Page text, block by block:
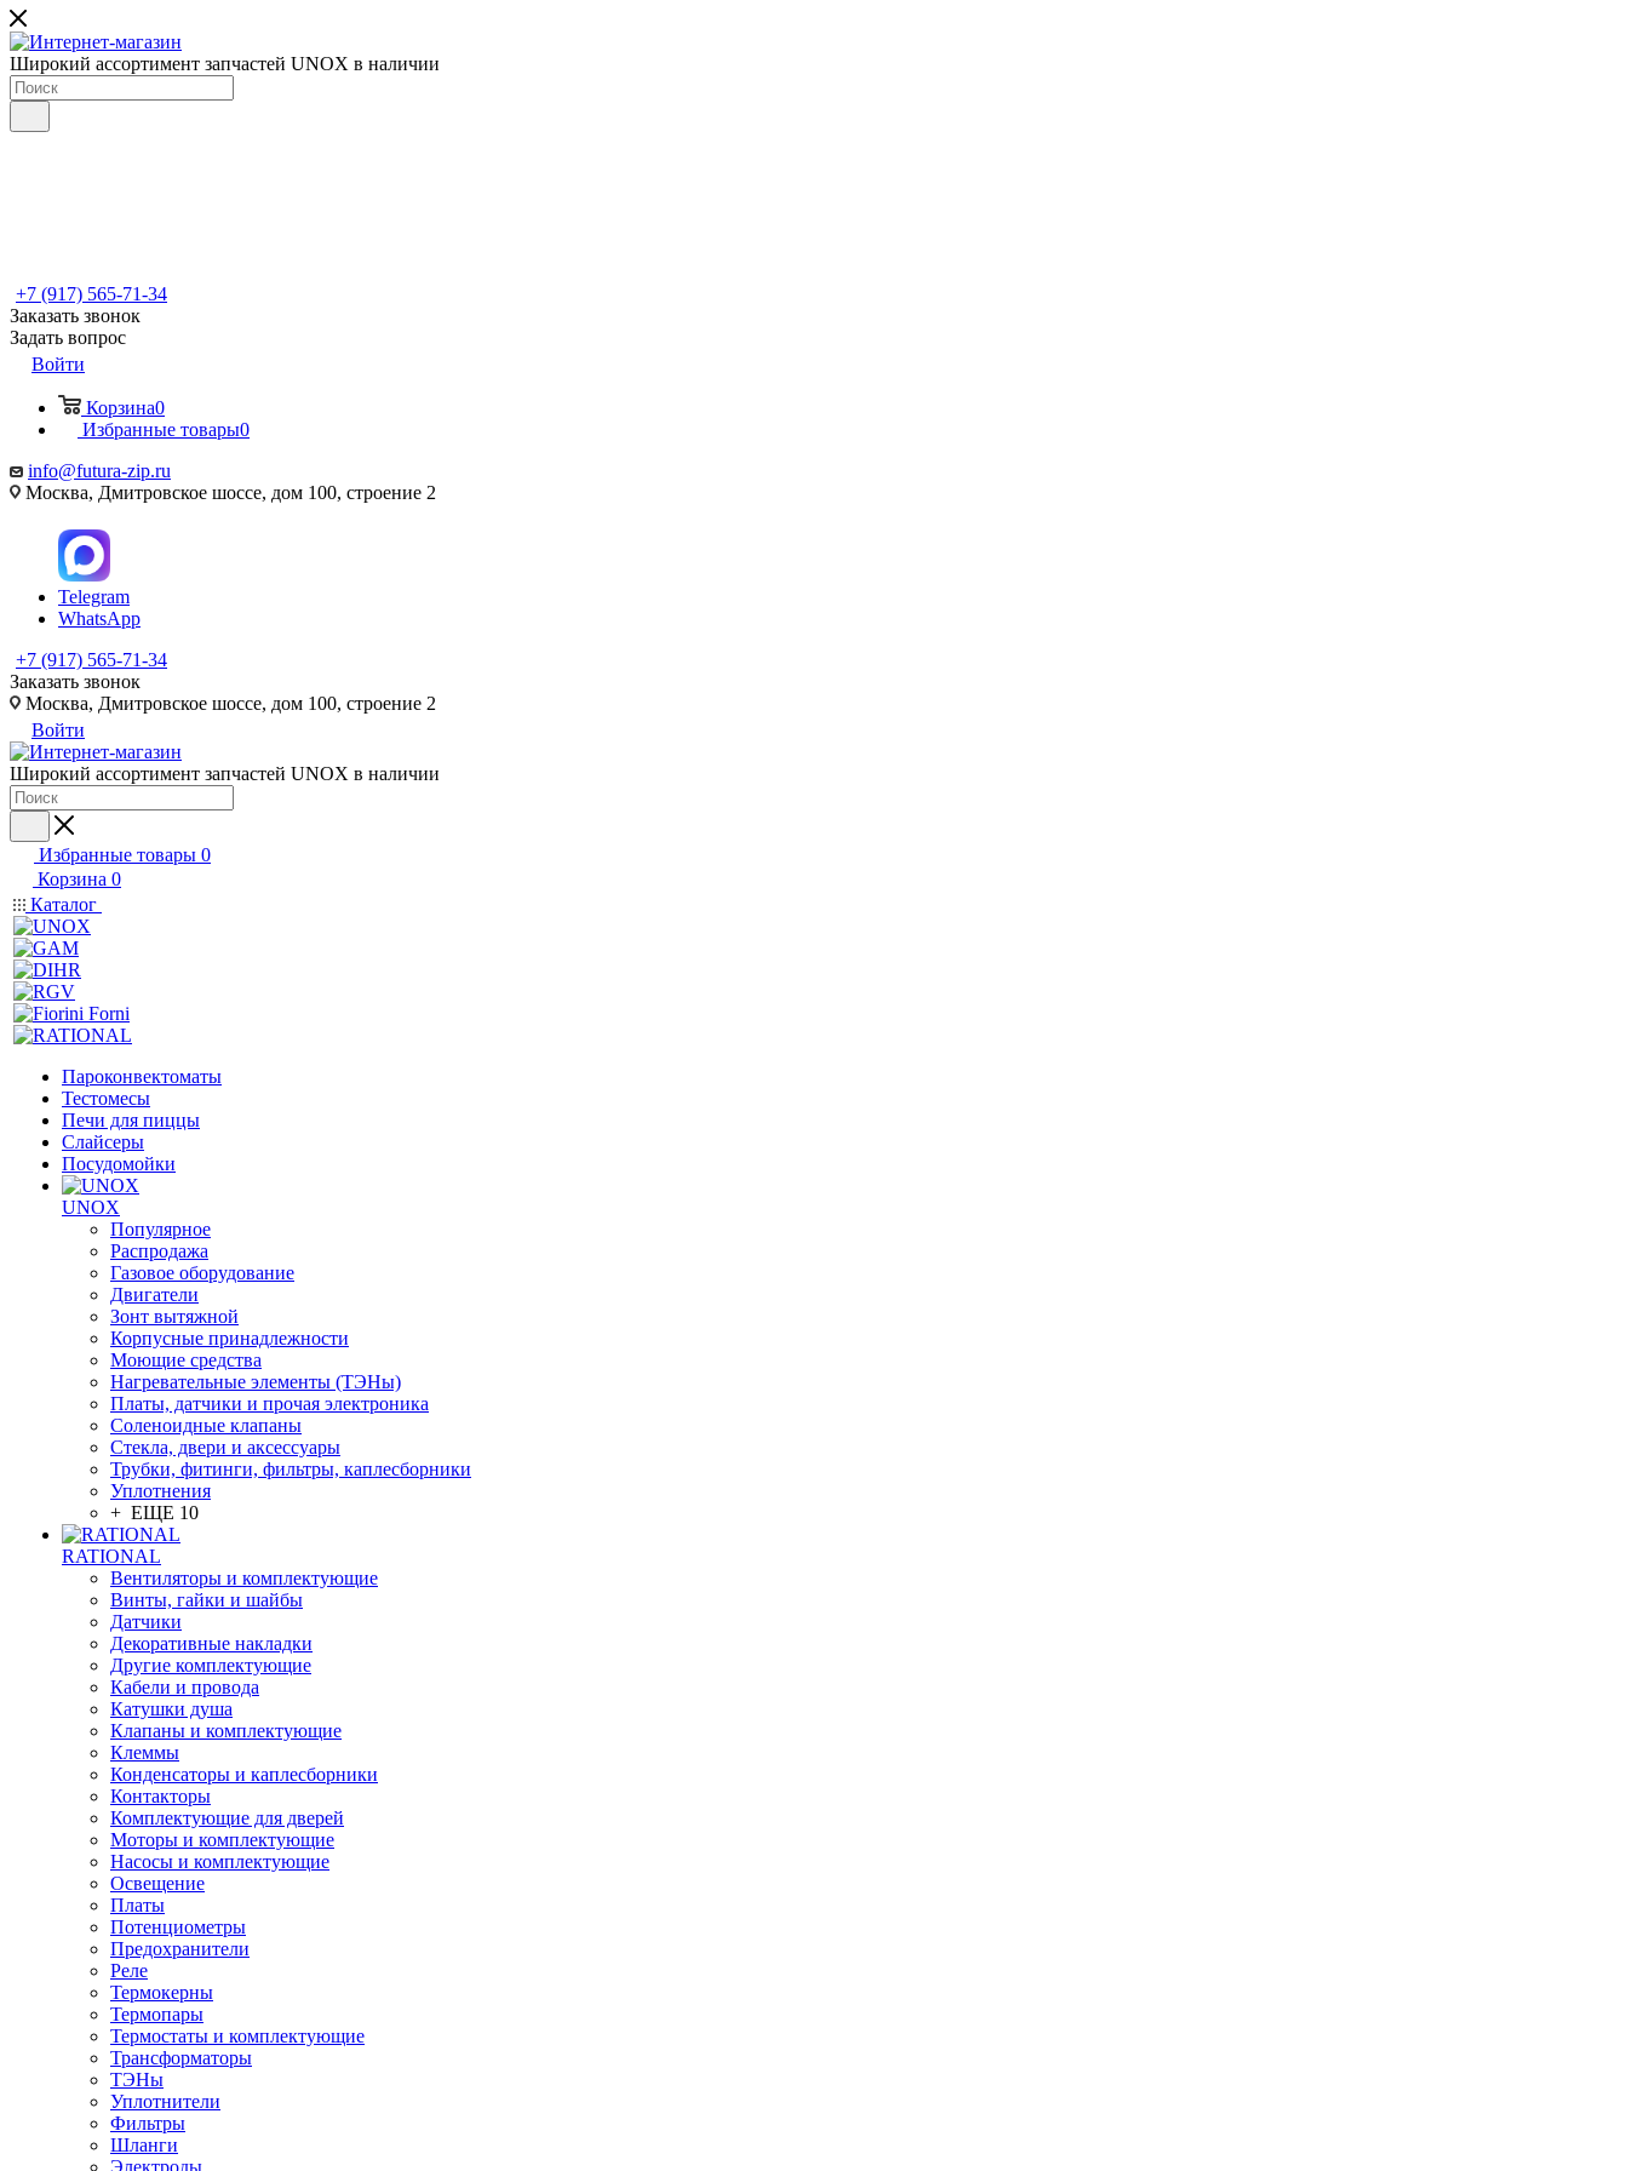
Широкий ассортимент запчастей UNOX в наличии
+7 (917) 565-71-34
Заказать звонок
Задать вопрос
Войти
Корзина0
Избранные товары0
info@futura-zip.ru
Москва, Дмитровское шоссе, дом 100, строение 2
Telegram
WhatsApp
+7 (917) 565-71-34
Заказать звонок
Москва, Дмитровское шоссе, дом 100, строение 2
Войти
Широкий ассортимент запчастей UNOX в наличии
Избранные товары 0
Корзина 0
Каталог
Пароконвектоматы
Тестомесы
Печи для пиццы
Слайсеры
Посудомойки
UNOX
Популярное
Распродажа
Газовое оборудование
Двигатели
Зонт вытяжной
Корпусные принадлежности
Моющие средства
Нагревательные элементы (ТЭНы)
Платы, датчики и прочая электроника
Соленоидные клапаны
Стекла, двери и аксессуары
Трубки, фитинги, фильтры, каплесборники
Уплотнения
+ ЕЩЕ 10
RATIONAL
Вентиляторы и комплектующие
Винты, гайки и шайбы
Датчики
Декоративные накладки
Другие комплектующие
Кабели и провода
Катушки душа
Клапаны и комплектующие
Клеммы
Конденсаторы и каплесборники
Контакторы
Комплектующие для дверей
Моторы и комплектующие
Насосы и комплектующие
Освещение
Платы
Потенциометры
Предохранители
Реле
Термокерны
Термопары
Термостаты и комплектующие
Трансформаторы
ТЭНы
Уплотнители
Фильтры
Шланги
Электроды